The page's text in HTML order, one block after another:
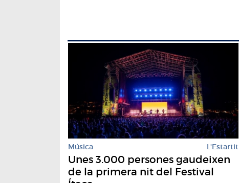
Música L'Estartit
Unes 3.000 persones gaudeixen
de la primera nit del Festival